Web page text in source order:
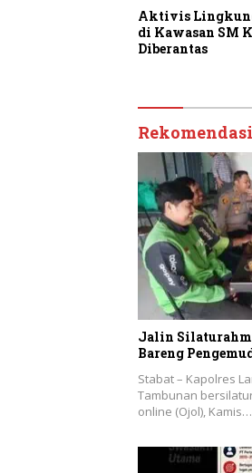
Aktivis
di Kawasan SM
Diberantas
Jalin
Bareng
Stabat – Kapolres
Tambunan
online (Ojol), Kamis…